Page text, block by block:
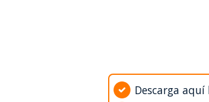
Descarga aquí